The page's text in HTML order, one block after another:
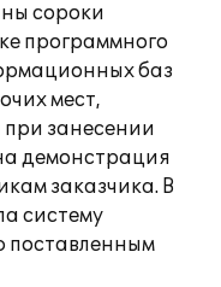
сороки
программного
баз
мест,
при занесении
демонстрация
заказчика. В
систему
поставленным